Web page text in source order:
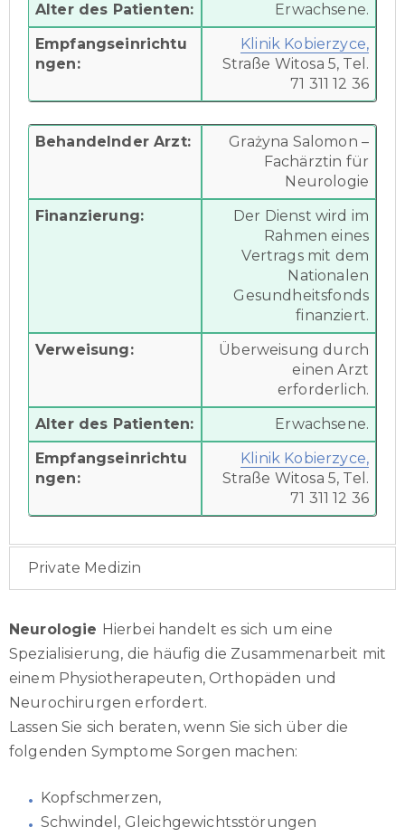
Alter des Patienten:
Erwachsene.
Empfangseinrichtu
ngen:
Klinik Kobierzyce,
Straße Witosa 5, Tel.
71 311 12 36
Behandelnder Arzt:
Grażyna Salomon –
Fachärztin für
Neurologie
Finanzierung:
Der Dienst wird im
Rahmen eines
Vertrags mit dem
Nationalen
Gesundheitsfonds
finanziert.
Verweisung:
Überweisung durch
einen Arzt
erforderlich.
Alter des Patienten:
Erwachsene.
Empfangseinrichtu
ngen:
Klinik Kobierzyce,
Straße Witosa 5, Tel.
71 311 12 36
Private Medizin
Neurologie Hierbei handelt es sich um eine
Spezialisierung, die häufig die Zusammenarbeit mit
einem Physiotherapeuten, Orthopäden und
Neurochirurgen erfordert.
Lassen Sie sich beraten, wenn Sie sich über die
folgenden Symptome Sorgen machen:
Kopfschmerzen,
Schwindel, Gleichgewichtsstörungen